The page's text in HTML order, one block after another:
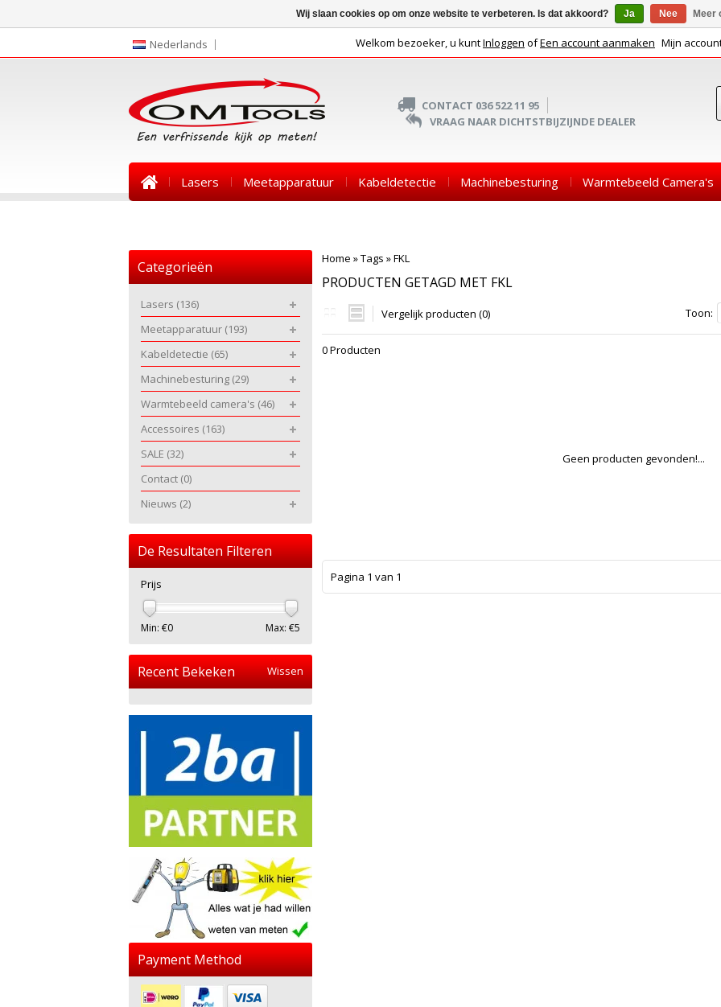
Nederlands Welkom bezoeker, u kuntInloggen ofEen account aanmaken Mijn
CONTACT 036 522 11 95
VRAAG NAAR DICHTSTBIJZIJNDE DEALER
Lasers Meetapparatuur Kabeldetectie Machinebesturing Warmtebeeld Camera's
Home »Tags »FKL
PRODUCTEN GETAGD MET FKL
Vergelijk producten (0) Toon:
0 Producten
Geen producten gevonden!...
Pagina 1 van 1
Categorieën
Lasers (136)
Meetapparatuur (193)
Kabeldetectie (65)
Machinebesturing (29)
Warmtebeeld camera's (46)
Accessoires (163)
SALE (32)
Contact (0)
Nieuws (2)
De Resultaten Filteren
Prijs
Min: €0 Max: €5
Recent Bekeken Wissen
Payment Method
Wij slaan cookies op om onze website te verbeteren. Is dat akkoord? Ja Nee Meer